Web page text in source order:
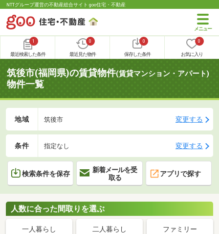
NTTグループ運営の不動産総合サイト goo住宅・不動産
1
最近検索した条件
0
最近見た物件
0
保存した条件
0
お気に入り
筑後市(福岡県)の賃貸物件(賃貸マンション・アパート)
物件一覧
地域 筑後市 変更する
条件 指定なし 変更する
検索条件を保存
新着メールを受
取る
アプリで探す
人数に合った間取りを選ぶ
一人暮らし 二人暮らし ファミリー